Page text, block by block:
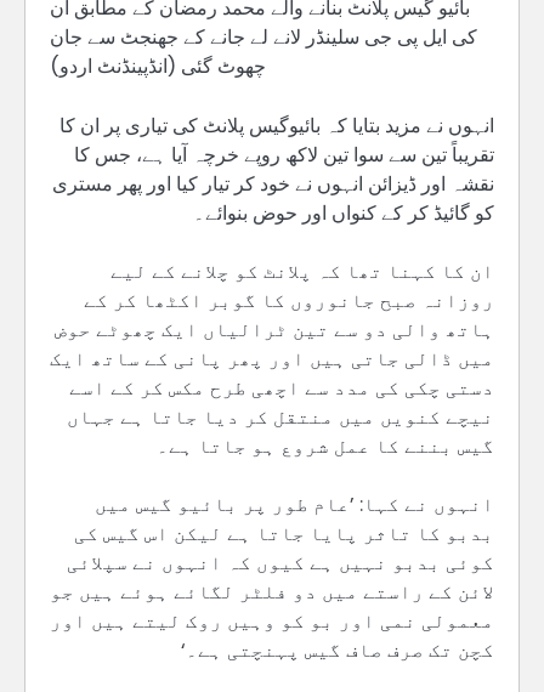
بائیو گیس پلانٹ بنانے والے محمد رمضان کے مطابق ان
کی ایل پی جی سلینڈر لانے لے جانے کے جھنجٹ سے جان
چھوٹ گئی (انڈپینڈنٹ اردو)
انہوں نے مزید بتایا کہ بائیوگیس پلانٹ کی تیاری پر ان کا
تقریباً تین سے سوا تین لاکھ روپے خرچہ آیا ہے، جس کا
نقشہ اور ڈیزائن انہوں نے خود کر تیار کیا اور پھر مستری
کو گائیڈ کر کے کنواں اور حوض بنوائے۔
ان کا کہنا تھا کہ پلانٹ کو چلانے کے لیے
روزانہ صبح جانوروں کا گوبر اکٹھا کر کے
ہاتھ والی دو سے تین ٹرالیاں ایک چھوٹے حوض
میں ڈالی جاتی ہیں اور پھر پانی کے ساتھ ایک
دستی چکی کی مدد سے اچھی طرح مکس کر کے اسے
نیچے کنویں میں منتقل کر دیا جاتا ہے جہاں
گیس بننے کا عمل شروع ہو جاتا ہے۔
انہوں نے کہا: ’عام طور پر بائیو گیس میں
بدبو کا تاثر پایا جاتا ہے لیکن اس گیس کی
کوئی بدبو نہیں ہے کیوں کہ انہوں نے سپلائی
لائن کے راستے میں دو فلٹر لگائے ہوئے ہیں جو
معمولی نمی اور بو کو وہیں روک لیتے ہیں اور
کچن تک صرف صاف گیس پہنچتی ہے۔‘